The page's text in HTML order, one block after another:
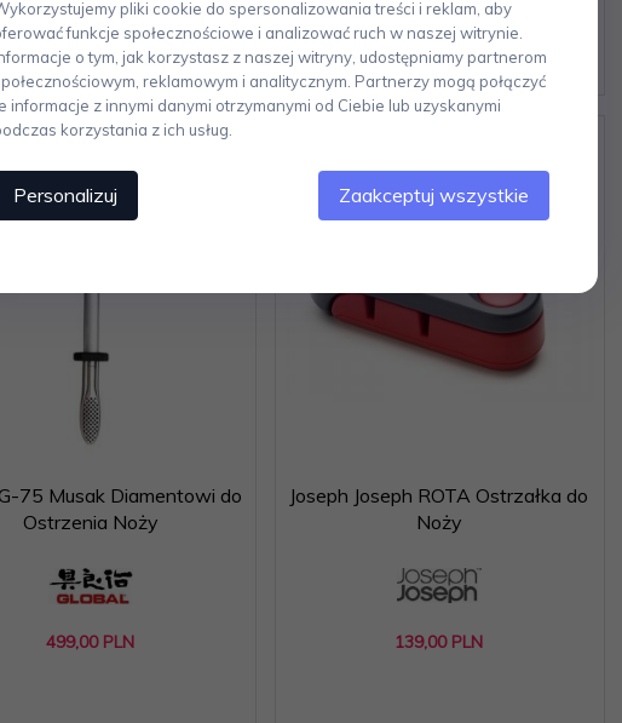
75 Musak Diamentowi do
Ostrzenia Noży
499,00 PLN
Joseph Joseph ROTA Ostrzałka do
Noży
139,00 PLN
pliki cookie do spersonalizowania treści i reklam, aby
funkcje społecznościowe i analizować ruch w naszej witrynie.
o tym, jak korzystasz z naszej witryny, udostępniamy partnerom
reklamowym i analitycznym. Partnerzy mogą połączyć
informacje z innymi danymi otrzymanymi od Ciebie lub uzyskanymi
korzystania z ich usług.
Personalizuj Zaakceptuj wszystkie